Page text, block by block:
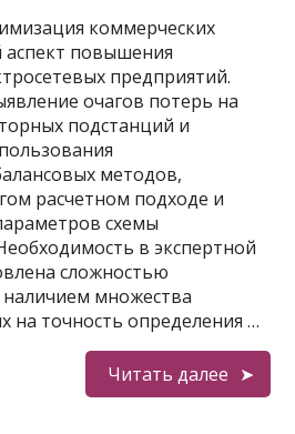
коммерческих
повышения
предприятий.
очагов потерь на
подстанций и
методов,
расчетном подходе и
схемы
в экспертной
сложностью
множества
на точность определения …
Читать далее